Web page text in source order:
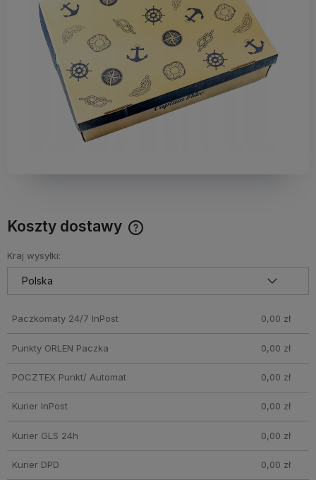
Koszty dostawy
produkty które nie mieszczą się do Paczkomatu nie
wchodzą w skład promocji. Koszty wysyłki dla przesyłek
pobraniowych mogą być droższe
Kraj wysyłki:
Paczkomaty 24/7 InPost 0,00 zł
Punkty ORLEN Paczka 0,00 zł
POCZTEX Punkt/ Automat 0,00 zł
Kurier InPost 0,00 zł
Kurier GLS 24h 0,00 zł
Kurier DPD 0,00 zł